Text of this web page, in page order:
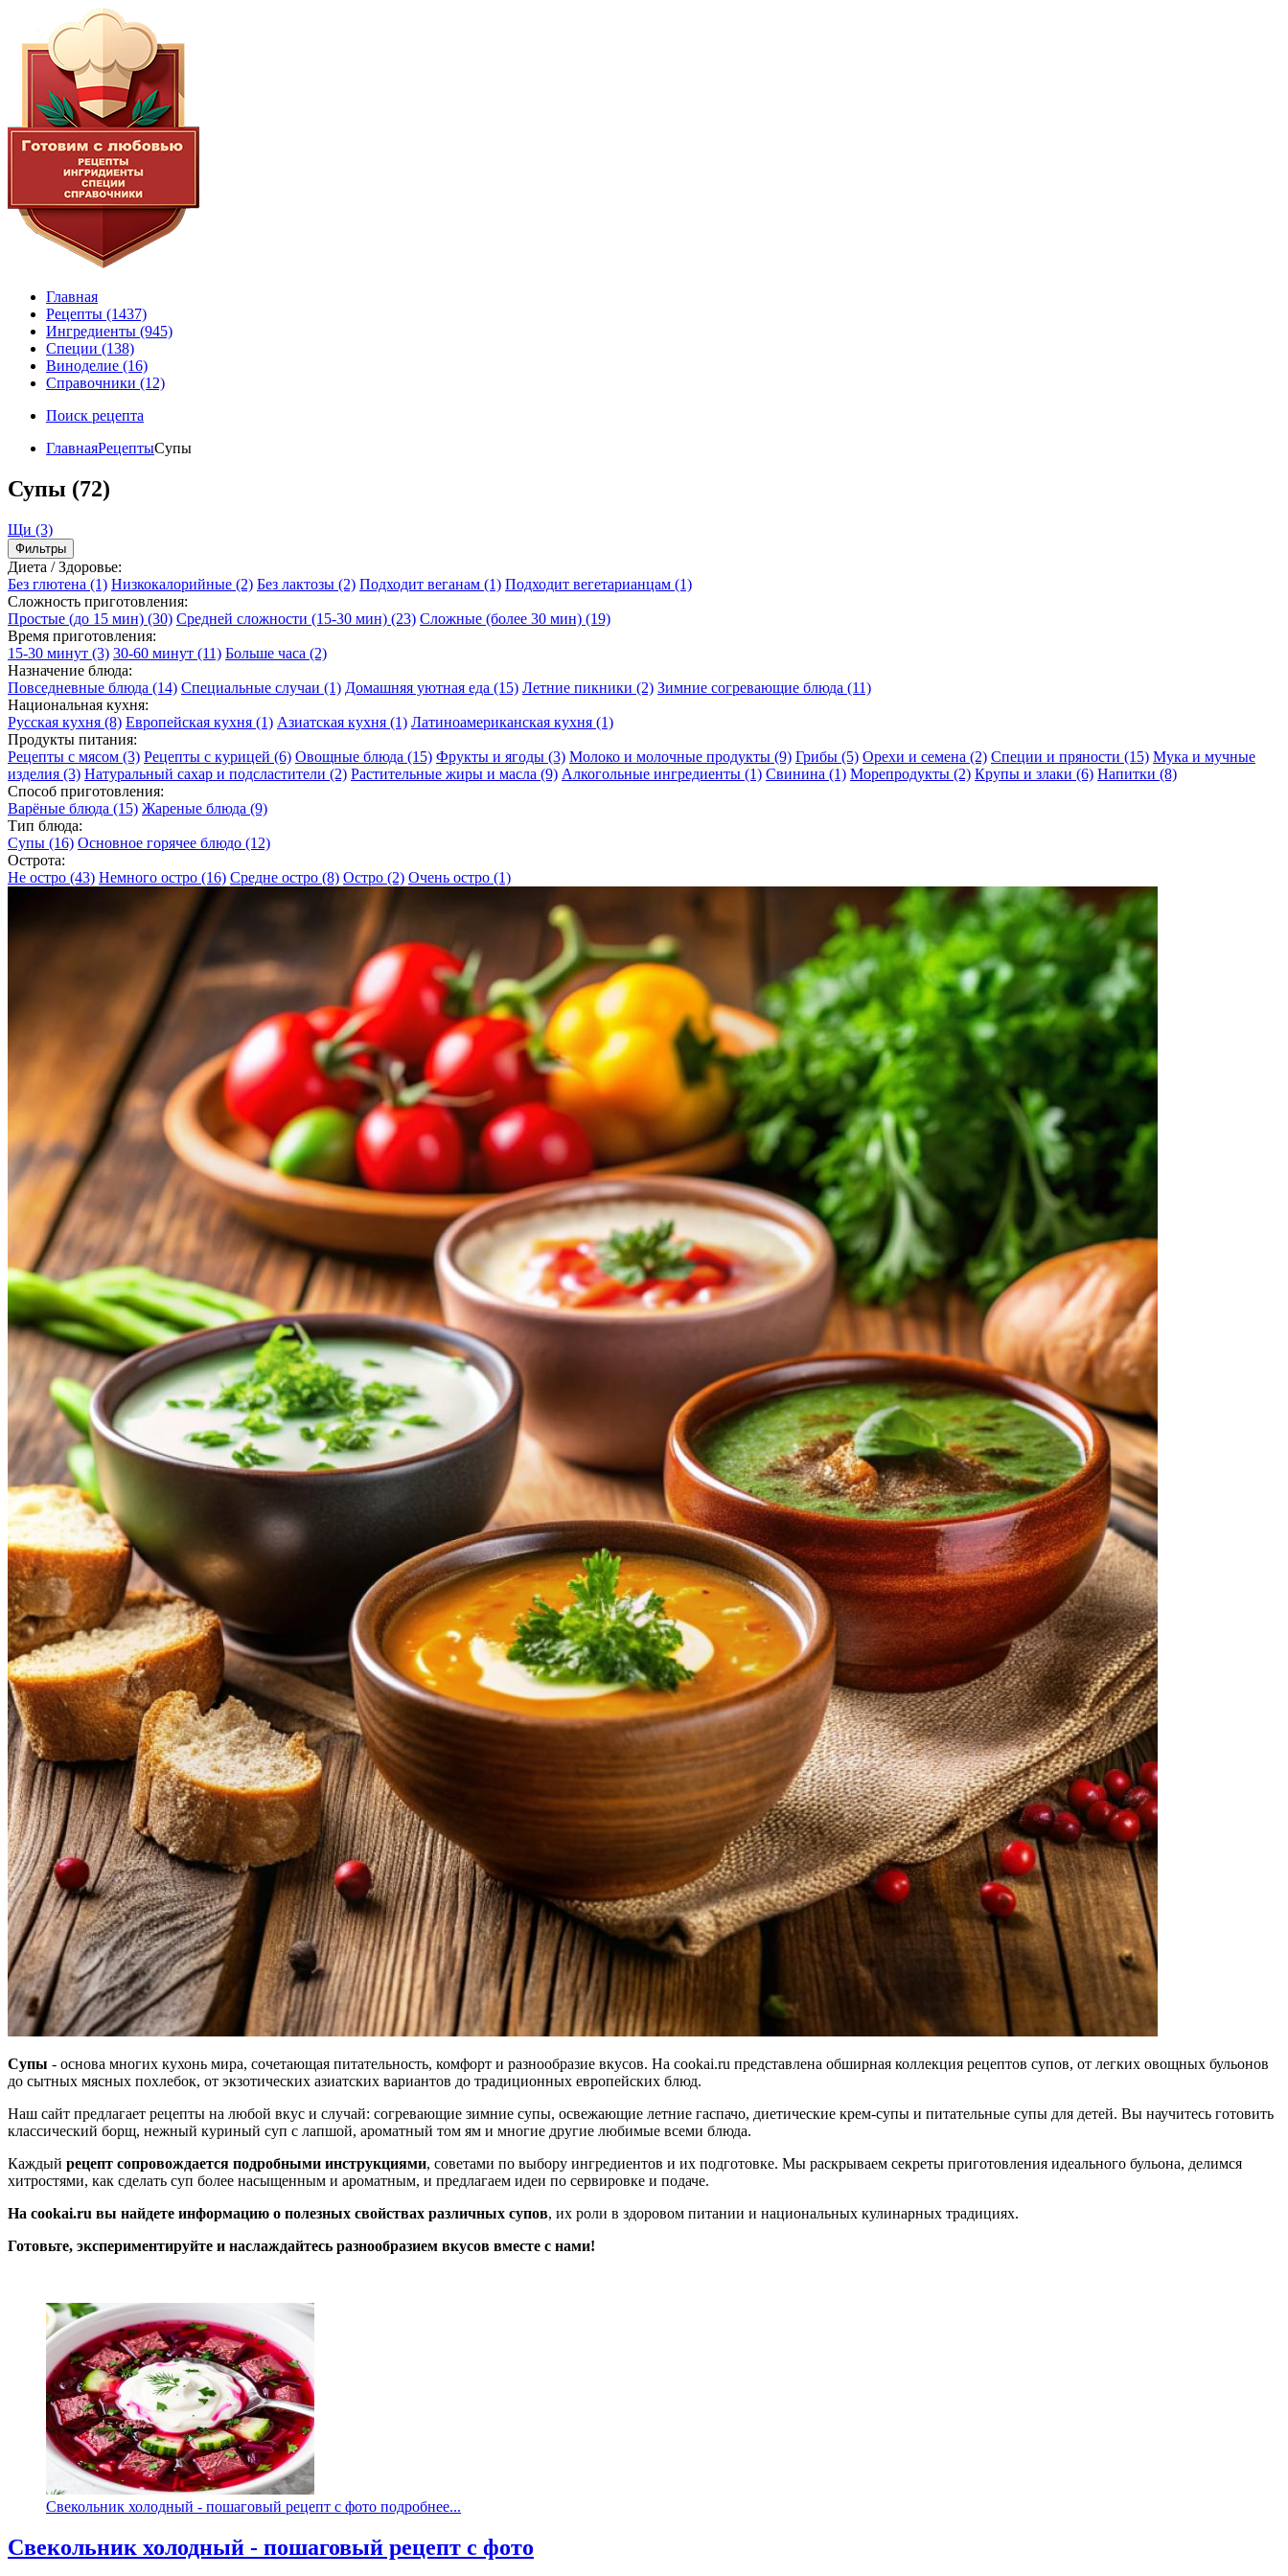
Главная
Рецепты (1437)
Ингредиенты (945)
Специи (138)
Виноделие (16)
Справочники (12)
Поиск рецепта
ГлавнаяРецептыСупы
Супы (72)
Щи (3)
Фильтры
Диета / Здоровье:
Без глютена (1) Низкокалорийные (2) Без лактозы (2) Подходит веганам (1) Подходит вегетарианцам (1)
Сложность приготовления:
Простые (до 15 мин) (30) Средней сложности (15-30 мин) (23) Сложные (более 30 мин) (19)
Время приготовления:
15-30 минут (3) 30-60 минут (11) Больше часа (2)
Назначение блюда:
Повседневные блюда (14) Специальные случаи (1) Домашняя уютная еда (15) Летние пикники (2) Зимние согревающие блюда (11)
Национальная кухня:
Русская кухня (8) Европейская кухня (1) Азиатская кухня (1) Латиноамериканская кухня (1)
Продукты питания:
Рецепты с мясом (3) Рецепты с курицей (6) Овощные блюда (15) Фрукты и ягоды (3) Молоко и молочные продукты (9) Грибы (5) Орехи и семена (2) Специи и пряности (15) Мука и мучные
изделия (3) Натуральный сахар и подсластители (2) Растительные жиры и масла (9) Алкогольные ингредиенты (1) Свинина (1) Морепродукты (2) Крупы и злаки (6) Напитки (8)
Способ приготовления:
Варёные блюда (15) Жареные блюда (9)
Тип блюда:
Супы (16) Основное горячее блюдо (12)
Острота:
Не остро (43) Немного остро (16) Средне остро (8) Остро (2) Очень остро (1)
Супы - основа многих кухонь мира, сочетающая питательность, комфорт и разнообразие вкусов. На cookai.ru представлена обширная коллекция рецептов супов, от легких овощных бульонов
до сытных мясных похлебок, от экзотических азиатских вариантов до традиционных европейских блюд.
Наш сайт предлагает рецепты на любой вкус и случай: согревающие зимние супы, освежающие летние гаспачо, диетические крем-супы и питательные супы для детей. Вы научитесь готовить
классический борщ, нежный куриный суп с лапшой, ароматный том ям и многие другие любимые всеми блюда.
Каждый рецепт сопровождается подробными инструкциями, советами по выбору ингредиентов и их подготовке. Мы раскрываем секреты приготовления идеального бульона, делимся
хитростями, как сделать суп более насыщенным и ароматным, и предлагаем идеи по сервировке и подаче.
На cookai.ru вы найдете информацию о полезных свойствах различных супов, их роли в здоровом питании и национальных кулинарных традициях.
Готовьте, экспериментируйте и наслаждайтесь разнообразием вкусов вместе с нами!
Свекольник холодный - пошаговый рецепт с фото подробнее...
Свекольник холодный - пошаговый рецепт с фото